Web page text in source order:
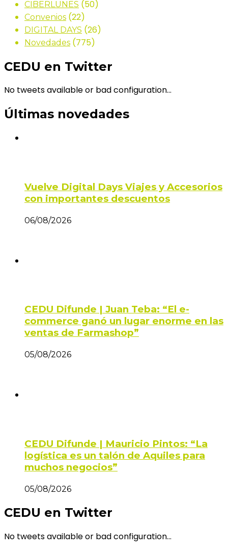
CIBERLUNES (50)
Convenios (22)
DIGITAL DAYS (26)
Novedades (775)
CEDU en Twitter
No tweets available or bad configuration...
Últimas novedades
Vuelve Digital Days Viajes y Accesorios
con importantes descuentos
06/08/2026
CEDU Difunde | Juan Teba: “El e-
commerce ganó un lugar enorme en las
ventas de Farmashop”
05/08/2026
CEDU Difunde | Mauricio Pintos: “La
logística es un talón de Aquiles para
muchos negocios”
05/08/2026
CEDU en Twitter
No tweets available or bad configuration...